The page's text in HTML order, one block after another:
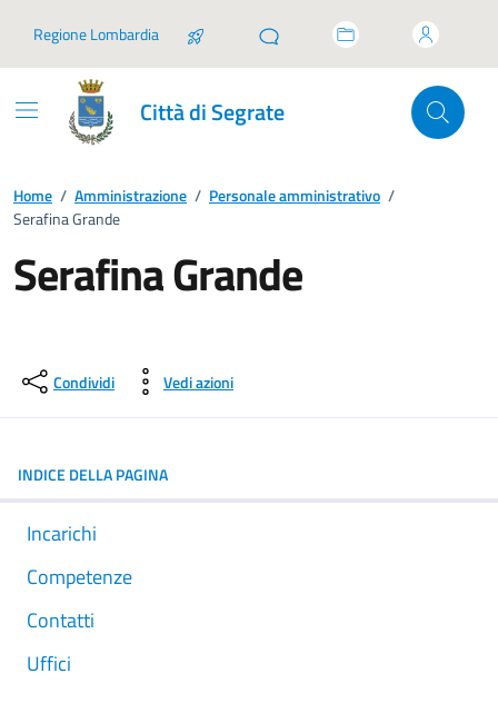
Regione Lombardia
Città di Segrate
Home / Amministrazione / Personale amministrativo /
Serafina Grande
Serafina Grande
Condividi Vedi azioni
INDICE DELLA PAGINA
Incarichi
Competenze
Contatti
Uffici